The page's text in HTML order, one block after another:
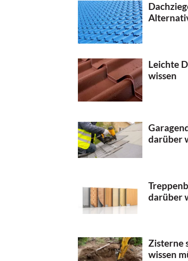
Leichte
wissen
darüber
darüber
Zisterne
wissen